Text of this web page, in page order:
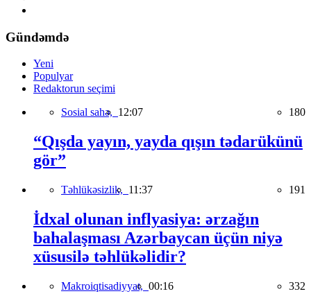
Gündəmdə
Yeni
Populyar
Redaktorun seçimi
Sosial sahə, 12:07 180
“Qışda yayın, yayda qışın tədarükünü
gör”
Təhlükəsizlik, 11:37 191
İdxal olunan inflyasiya: ərzağın
bahalaşması Azərbaycan üçün niyə
xüsusilə təhlükəlidir?
Makroiqtisadiyyat, 00:16 332